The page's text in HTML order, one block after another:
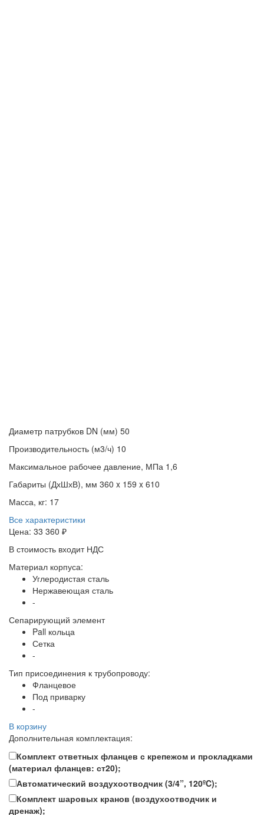
Диаметр патрубков DN (мм) 50
Производительность (м3/ч) 10
Максимальное рабочее давление, МПа 1,6
Габариты (ДхШхВ), мм 360 x 159 x 610
Масса, кг: 17
Все характеристики
Цена: 33 360 ₽
В стоимость входит НДС
Материал корпуса:
Углеродистая сталь
Нержавеющая сталь
-
Сепарирующий элемент
Pall кольца
Сетка
-
Тип присоединения к трубопроводу:
Фланцевое
Под приварку
-
В корзину
Дополнительная комплектация:
Комплект ответных фланцев с крепежом и прокладками
(материал фланцев: ст20);
Автоматический воздухоотводчик (3/4”, 120ºC);
Комплект шаровых кранов (воздухоотводчик и
дренаж);